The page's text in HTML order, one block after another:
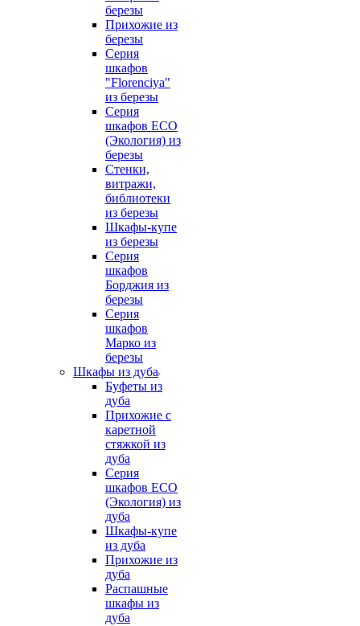
березы
Прихожие из
березы
Серия
шкафов
"Florenciya"
из березы
Серия
шкафов ECO
(Экология) из
березы
Стенки,
витражи,
библиотеки
из березы
Шкафы-купе
из березы
Серия
шкафов
Борджия из
березы
Серия
шкафов
Марко из
березы
Шкафы из дуба
Буфеты из
дуба
Прихожие с
каретной
стяжкой из
дуба
Серия
шкафов ECO
(Экология) из
дуба
Шкафы-купе
из дуба
Прихожие из
дуба
Распашные
шкафы из
дуба